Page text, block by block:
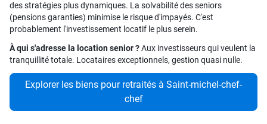
des stratégies plus dynamiques. La solvabilité des seniors
(pensions garanties) minimise le risque d'impayés. C'est
probablement l'investissement locatif le plus serein.
À qui s'adresse la location senior ?Aux investisseurs qui veulent la
tranquillité totale. Locataires exceptionnels, gestion quasi nulle.
Explorer les biens pour retraités à Saint-michel-chef-
chef